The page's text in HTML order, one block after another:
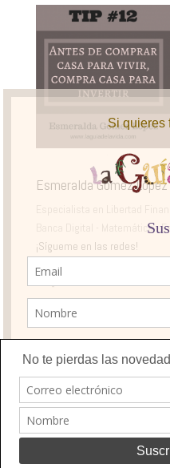
Esmeralda Gómez López
Banca Digital - Matemática -
¡Sígueme en las redes!
La Guía de la Vida ©